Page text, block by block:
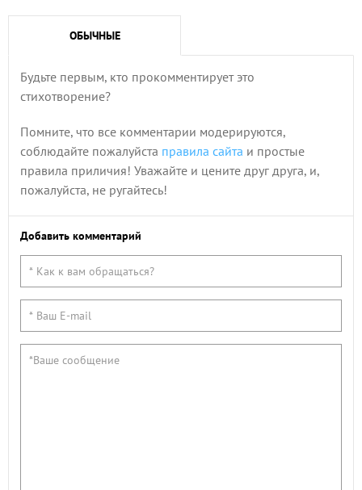
ОБЫЧНЫЕ
Будьте первым, кто прокомментирует это
стихотворение?
Помните, что все комментарии модерируются,
соблюдайте пожалуйста правила сайта и простые
правила приличия! Уважайте и цените друг друга, и,
пожалуйста, не ругайтесь!
Добавить комментарий